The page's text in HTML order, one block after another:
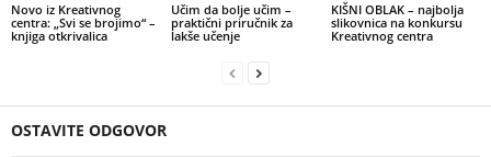
Novo iz Kreativnog
centra: „Svi se brojimo“ –
knjiga otkrivalica
Učim da bolje učim –
praktični priručnik za
lakše učenje
KIŠNI OBLAK – najbolja
slikovnica na konkursu
Kreativnog centra
OSTAVITE ODGOVOR